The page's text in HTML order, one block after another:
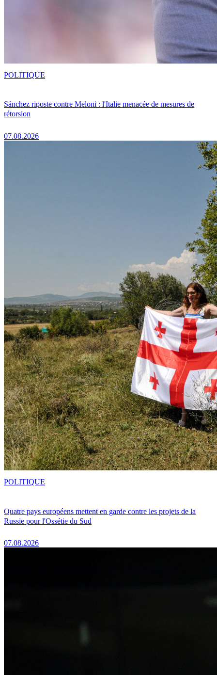
Sánchez riposte contre Meloni : l'Italie menacée de mesures de
rétorsion
07.08.2026
POLITIQUE
Quatre pays européens mettent en garde contre les projets de la
Russie pour l'Ossétie du Sud
07.08.2026
POLITIQUE